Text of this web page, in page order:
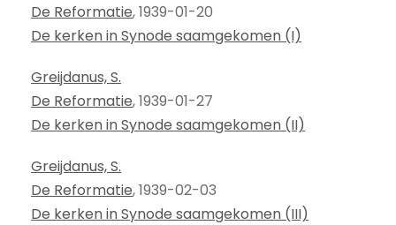
De Reformatie, 1939-01-20
De kerken in Synode saamgekomen (I)
Greijdanus, S.
De Reformatie, 1939-01-27
De kerken in Synode saamgekomen (II)
Greijdanus, S.
De Reformatie, 1939-02-03
De kerken in Synode saamgekomen (III)